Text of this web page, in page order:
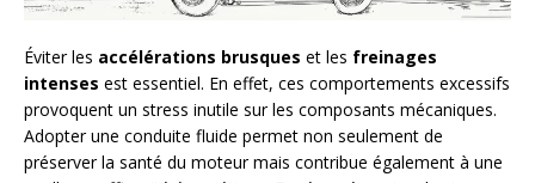
Éviter les accélérations brusques et les freinages
intenses est essentiel. En effet, ces comportements excessifs
provoquent un stress inutile sur les composants mécaniques.
Adopter une conduite fluide permet non seulement de
préserver la santé du moteur mais contribue également à une